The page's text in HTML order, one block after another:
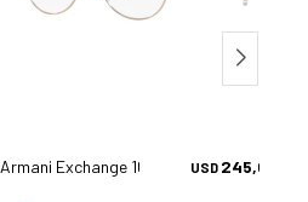
Armani Exchange 1034 - 6103
USD 245,00